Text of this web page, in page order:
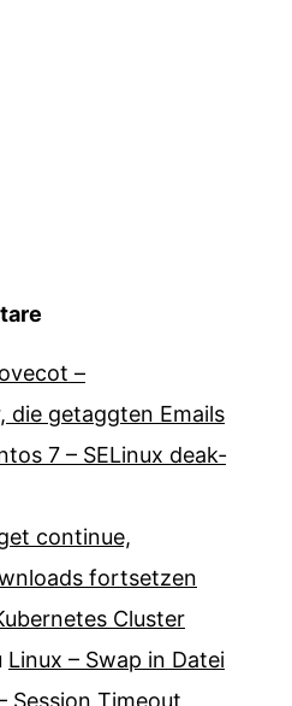
–
die getaggten Emails
7 – SELinux de­ak­
continue,
fortsetzen
Cluster
Linux – Swap in Datei
Session Timeout